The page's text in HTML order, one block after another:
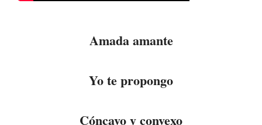
Amada amante
Yo te propongo
Cóncavo y convexo